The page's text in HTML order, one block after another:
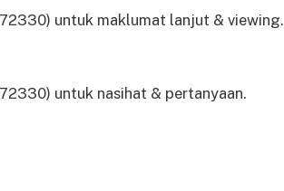
untuk maklumat lanjut & viewing.
untuk nasihat & pertanyaan.